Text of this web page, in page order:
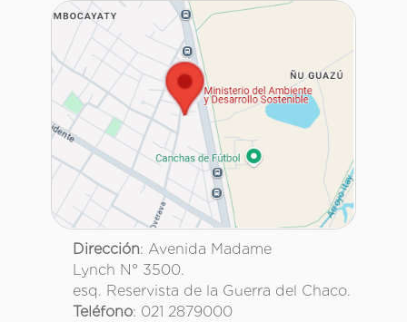
Dirección: Avenida Madame
Lynch N° 3500.
esq. Reservista de la Guerra del Chaco.
Teléfono: 021 2879000